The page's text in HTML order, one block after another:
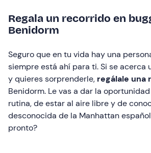
Regala un recorrido en
Benidorm
Seguro que en tu vida hay una
siempre está ahí para ti. Si se acerca
y quieres sorprenderle, regálale una
Benidorm. Le vas a dar la
rutina, de estar al aire libre y de
desconocida de la Manhattan
pronto?